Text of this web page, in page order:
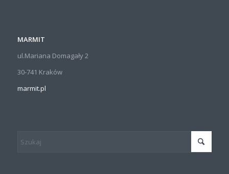
MARMIT
ul.Mariana Domagały 2
30-741 Kraków
marmit.pl